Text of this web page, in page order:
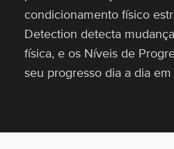
condicionamento físico
Detection detecta
física, e os Níveis de
seu progresso dia a dia